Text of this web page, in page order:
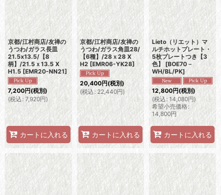
京都/江村商店/友禅の
うつわ/ガラス長皿
21.5x13.5/【8
柄】/21.5ｘ13.5 X
H1.5 [EMR20-NN21]
7,200円(税別)
(税込: 7,920円)
カートに入れる
京都/江村商店/友禅の
うつわ/ガラス角皿28/
【6種】/28ｘ28 X
H2 [EMR06-YK28]
20,400円(税別)
(税込: 22,440円)
カートに入れる
Lieto（リエット）マ
ルチホットプレート・
5枚プレートつき【3
色】 [BOE70－
WH/BL/PK]
12,800円(税別)
(税込: 14,080円)
希望小売価格:
14,800円
カートに入れる